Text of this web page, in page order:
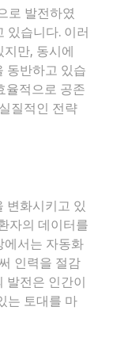
로 발전하였
있습니다. 이러
만, 동시에
동반하고 있습
율적으로 공존
질적인 전략
변화시키고 있
자의 데이터를
에서는 자동화
인력을 절감
발전은 인간이
는 토대를 마